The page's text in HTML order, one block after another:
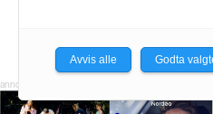
Avvis alle Godta